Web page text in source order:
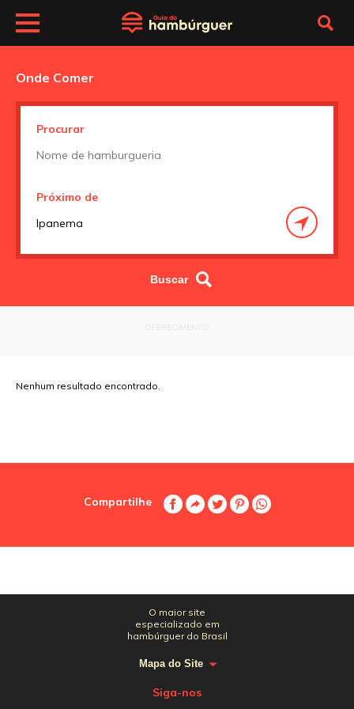
Onde Comer
Procurar
Próximo de
Nenhum resultado encontrado.
Compartilhe
O maior site
especializado em
hambúrguer do Brasil
Mapa do Site
Siga-nos